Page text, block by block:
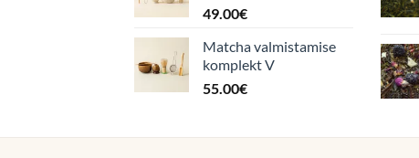
49.00€
Matcha valmistamise
komplekt V
55.00€